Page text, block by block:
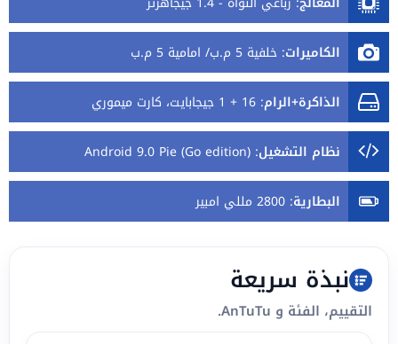
الكاميرات: خلفية 5 م.ب/ امامية 5 م.ب
الذاكرة+الرام: 16 + 1 جيجابايت، كارت ميموري
نظام التشغيل:
Android 9.0 Pie (Go edition)
البطارية: 2800 مللي امبير
نبذة سريعة
التقييم، الفئة و AnTuTu.